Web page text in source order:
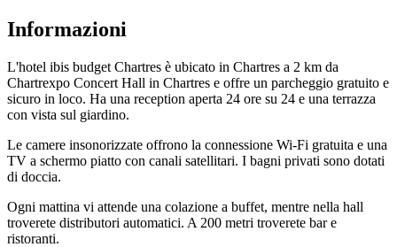
Informazioni
L'hotel ibis budget Chartres è ubicato in Chartres a 2 km da
Chartrexpo Concert Hall in Chartres e offre un parcheggio gratuito e
sicuro in loco. Ha una reception aperta 24 ore su 24 e una terrazza
con vista sul giardino.
Le camere insonorizzate offrono la connessione Wi-Fi gratuita e una
TV a schermo piatto con canali satellitari. I bagni privati sono dotati
di doccia.
Ogni mattina vi attende una colazione a buffet, mentre nella hall
troverete distributori automatici. A 200 metri troverete bar e
ristoranti.